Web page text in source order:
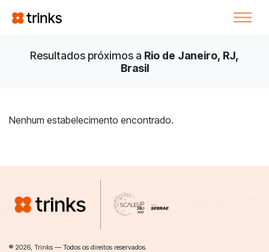
Resultados próximos a Rio de Janeiro, RJ,
Brasil
Nenhum estabelecimento encontrado.
® 2026, Trinks — Todos os direitos reservados.